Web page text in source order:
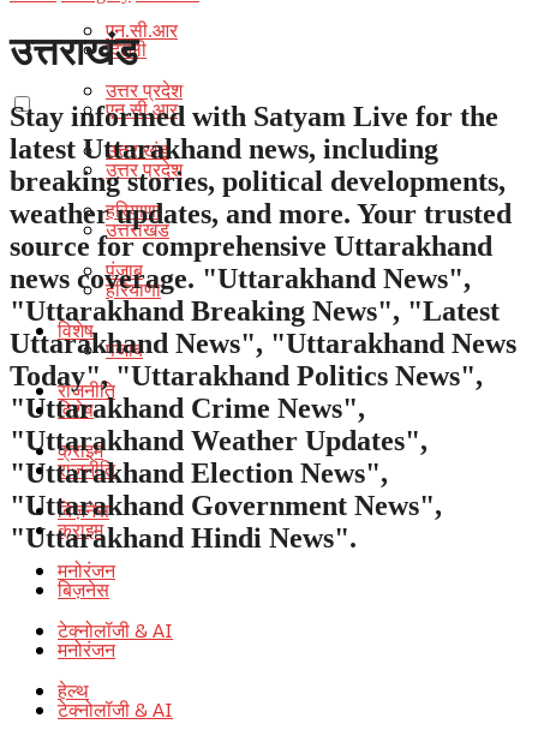
एन.सी.आर
उत्तर प्रदेश
उत्तराखंड
हरियाणा
पंजाब
विशेष
राजनीति
क्राइम
बिज़नेस
मनोरंजन
टेक्नोलॉजी & AI
हेल्थ
दिल्ली
एन.सी.आर
उत्तर प्रदेश
उत्तराखंड
हरियाणा
पंजाब
विशेष
राजनीति
क्राइम
बिज़नेस
मनोरंजन
टेक्नोलॉजी & AI
उत्तराखंड
Stay informed with Satyam Live for the
latest Uttarakhand news, including
breaking stories, political developments,
weather updates, and more. Your trusted
source for comprehensive Uttarakhand
news coverage. "Uttarakhand News",
"Uttarakhand Breaking News", "Latest
Uttarakhand News", "Uttarakhand News
Today", "Uttarakhand Politics News",
"Uttarakhand Crime News",
"Uttarakhand Weather Updates",
"Uttarakhand Election News",
"Uttarakhand Government News",
"Uttarakhand Hindi News".